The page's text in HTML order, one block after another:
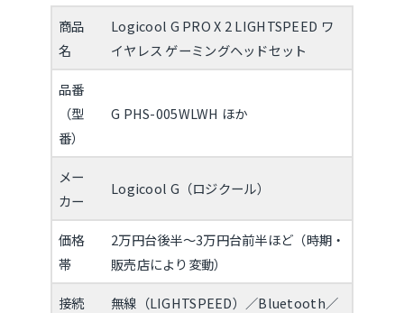
商品
名
Logicool G PRO X 2 LIGHTSPEED ワ
イヤレス ゲーミングヘッドセット
品番
（型
番）
G PHS-005WLWH ほか
メー
カー
Logicool G（ロジクール）
価格
帯
2万円台後半〜3万円台前半ほど（時期・
販売店により変動）
接続
無線（LIGHTSPEED）／Bluetooth／